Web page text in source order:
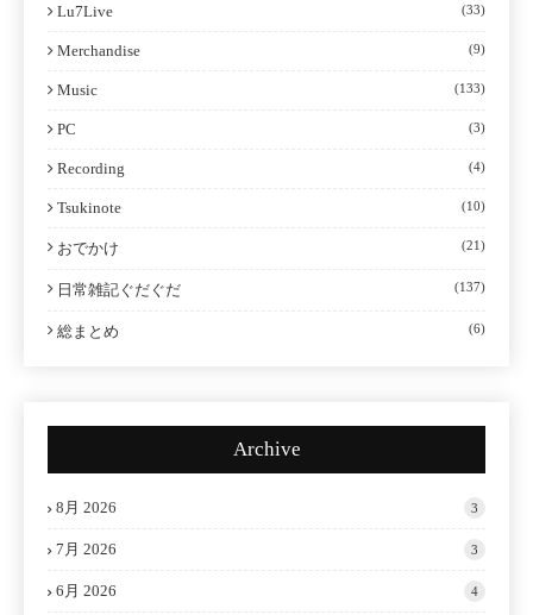
Lu7Live (33)
Merchandise (9)
Music (133)
PC (3)
Recording (4)
Tsukinote (10)
おでかけ (21)
日常雑記ぐだぐだ (137)
総まとめ (6)
Archive
8月 2026 3
7月 2026 3
6月 2026 4